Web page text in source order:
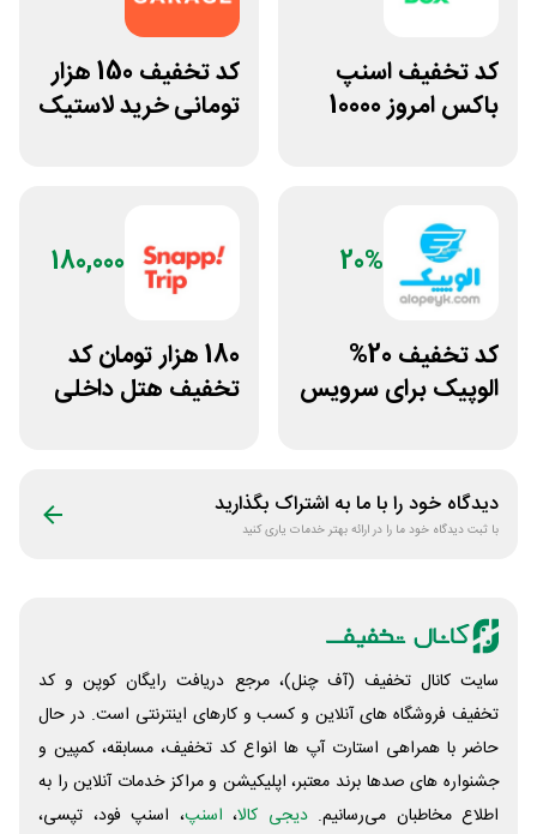
کد تخفیف اسنپ
باکس امروز 10000
کد تخفیف 150 هزار
تومانی خرید لاستیک
20%
کد تخفیف 20%
الوپیک برای سرویس
180,000
180 هزار تومان کد
تخفیف هتل داخلی
دیدگاه خود را با ما به اشتراک بگذارید
با ثبت دیدگاه خود ما را در ارائه بهتر خدمات یاری کنید
سایت کانال تخفیف (آف چنل)، مرجع دریافت رایگان کوپن و کد
تخفیف فروشگاه های آنلاین و کسب و‌ کارهای اینترنتی است. در حال
حاضر با همراهی استارت آپ ها انواع کد تخفیف، مسابقه، کمپین و
جشنواره های صدها برند معتبر، اپلیکیشن و مراکز خدمات آنلاین را به
اطلاع مخاطبان می‌رسانیم. دیجی کالا، اسنپ، اسنپ فود، تپسی،